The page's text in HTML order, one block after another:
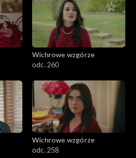
Wichrowe wzgórze
odc. 260
Wichrowe wzgórze
odc. 258